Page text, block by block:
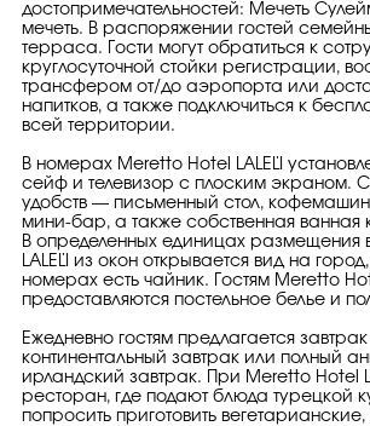
достопримечательностей: Мечеть
мечеть. В распоряжении гостей
терраса. Гости могут обратиться к
круглосуточной стойки регистрации,
трансфером от/до аэропорта или
напитков, а также подключиться к
всей территории.
В номерах Meretto Hotel LALELİ
сейф и телевизор с плоским экраном.
удобств — письменный стол,
мини-бар, а также собственная ванная
В определенных единицах размещения
LALELİ из окон открывается вид на
номерах есть чайник. Гостям Meretto
предоставляются постельное белье и
Ежедневно гостям предлагается
континентальный завтрак или полный
ирландский завтрак. При Meretto Hotel
ресторан, где подают блюда турецкой
попросить приготовить